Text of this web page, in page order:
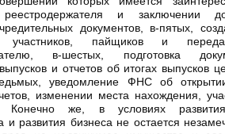
реестродержателя и заключении
документов, в-пятых,
участников, пайщиков и
в-шестых, подготовка
и отчетов об итогах выпусков
уведомление ФНС об
изменении места нахождения,
Конечно же, в условиях
и развития бизнеса не остается